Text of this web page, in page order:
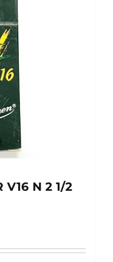
V16 N 2 1/2